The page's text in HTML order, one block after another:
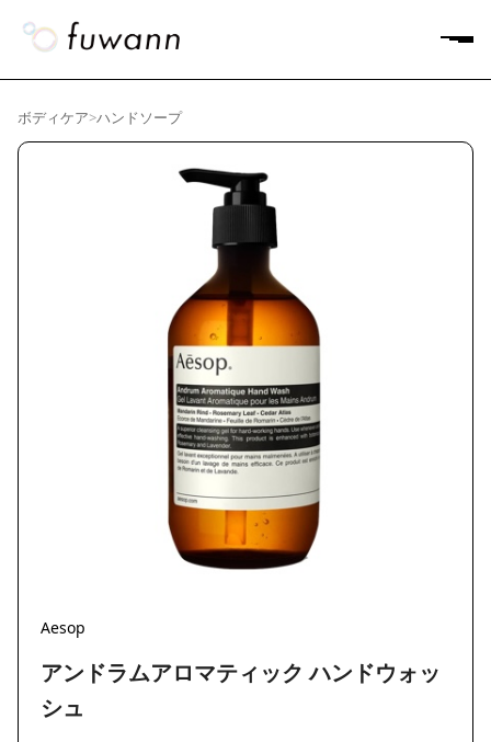
ボディケア>ハンドソープ
Aesop
アンドラムアロマティック ハンドウォッ
シュ